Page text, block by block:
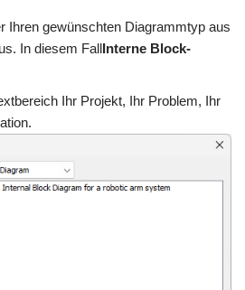
Ihren gewünschten Diagrammtyp aus
In diesem FallInterne Block-
Ihr Projekt, Ihr Problem, Ihr